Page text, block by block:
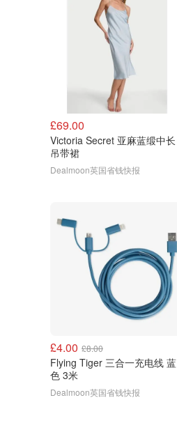
£69.00
Victoria Secret 亚麻蓝缎中长
吊带裙
Dealmoon英国省钱快报
£4.00 £8.00
Flying Tiger 三合一充电线 蓝
色 3米
Dealmoon英国省钱快报